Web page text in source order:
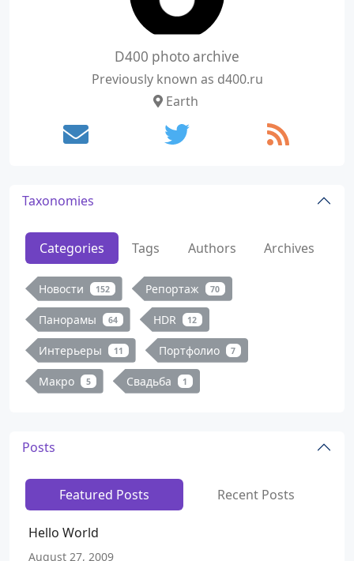
D400 photo archive
Previously known as d400.ru
Earth
Taxonomies
Categories Tags Authors Archives
Новости 152 Репортаж 70
Панорамы 64 HDR 12
Интерьеры 11 Портфолио 7
Макро 5 Свадьба 1
Posts
Featured Posts Recent Posts
Hello World
August 27, 2009